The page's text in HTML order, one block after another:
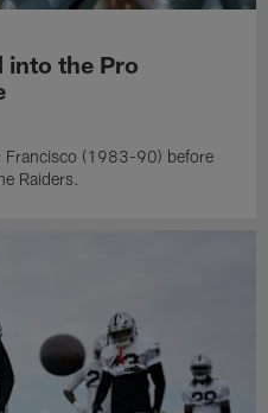
into the Pro
Francisco (1983-90) before
Raiders.